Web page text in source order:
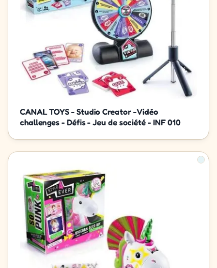
CANAL TOYS - Studio Creator - Vidéo
challenges - Défis - Jeu de société - INF 010